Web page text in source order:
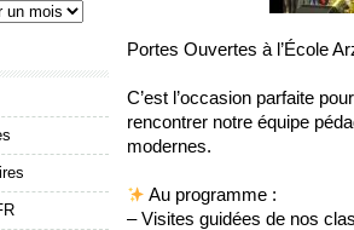
Portes Ouvertes à l’École
C’est l’occasion parfaite
rencontrer notre équipe
modernes.
Au programme :
– Visites guidées de nos